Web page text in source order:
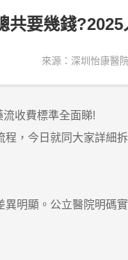
共要幾錢
來源：深圳怡康醫
流收費標準全面睇!
，今日就同大家詳細
顯。公立醫院明碼